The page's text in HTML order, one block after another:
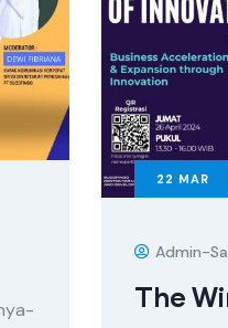
22 MAR
Admin-
The